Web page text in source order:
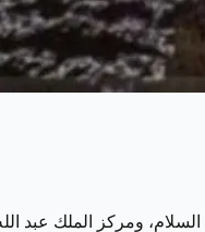
ومركز الملك عبد